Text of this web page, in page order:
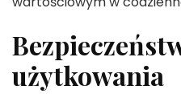
użytkowania